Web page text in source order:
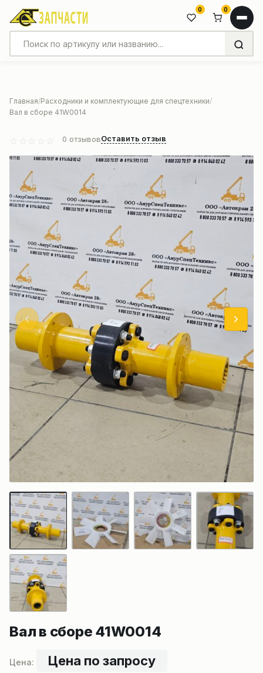
0 0
Главная Расходники и комплектующие для спецтехники
Вал в сборе 41W0014
0 отзывовОставить отзыв
Вал в сборе 41W0014
Цена по запросу